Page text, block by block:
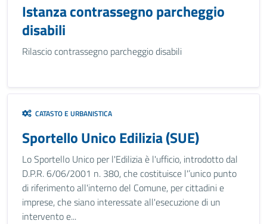
Istanza contrassegno parcheggio
disabili
Rilascio contrassegno parcheggio disabili
CATASTO E URBANISTICA
Sportello Unico Edilizia (SUE)
Lo Sportello Unico per l'Edilizia è l'ufficio, introdotto dal
D.P.R. 6/06/2001 n. 380, che costituisce l'’unico punto
di riferimento all'interno del Comune, per cittadini e
imprese, che siano interessate all'esecuzione di un
intervento e...